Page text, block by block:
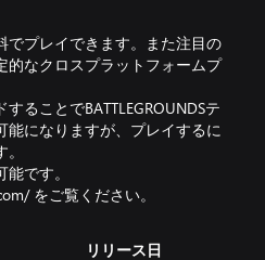
でプレイできます。また注目の
的なクロスプラットフォームプ
ることでBATTLEGROUNDSテ
能になりますが、プレイするに
です。
をご覧ください。
リリース日